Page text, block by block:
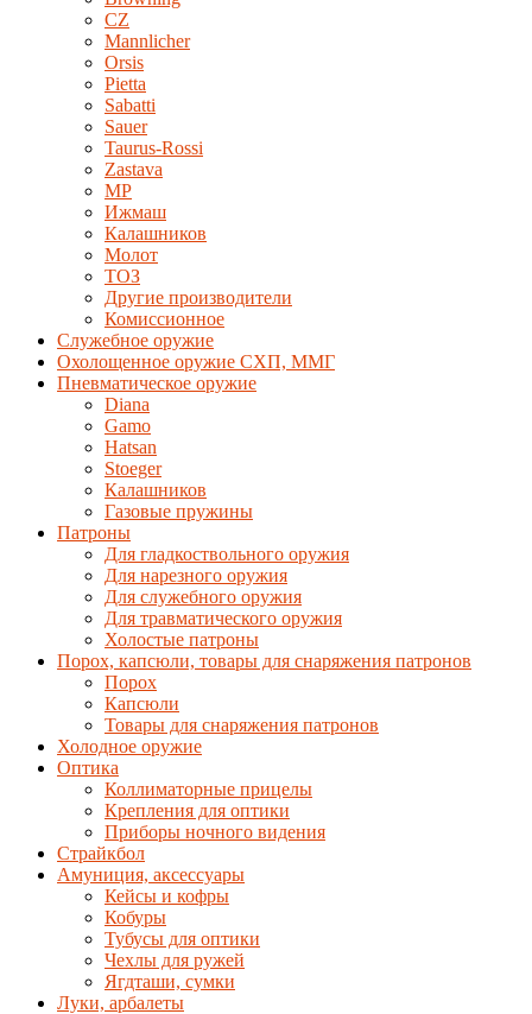
CZ
Mannlicher
Orsis
Pietta
Sabatti
Sauer
Taurus-Rossi
Zastava
MP
Ижмаш
Калашников
Молот
ТОЗ
Другие производители
Комиссионное
Служебное оружие
Охолощенное оружие СХП, ММГ
Пневматическое оружие
Diana
Gamo
Hatsan
Stoeger
Калашников
Газовые пружины
Патроны
Для гладкоствольного оружия
Для нарезного оружия
Для служебного оружия
Для травматического оружия
Холостые патроны
Порох, капсюли, товары для снаряжения патронов
Порох
Капсюли
Товары для снаряжения патронов
Холодное оружие
Оптика
Коллиматорные прицелы
Крепления для оптики
Приборы ночного видения
Страйкбол
Амуниция, аксессуары
Кейсы и кофры
Кобуры
Тубусы для оптики
Чехлы для ружей
Ягдташи, сумки
Луки, арбалеты